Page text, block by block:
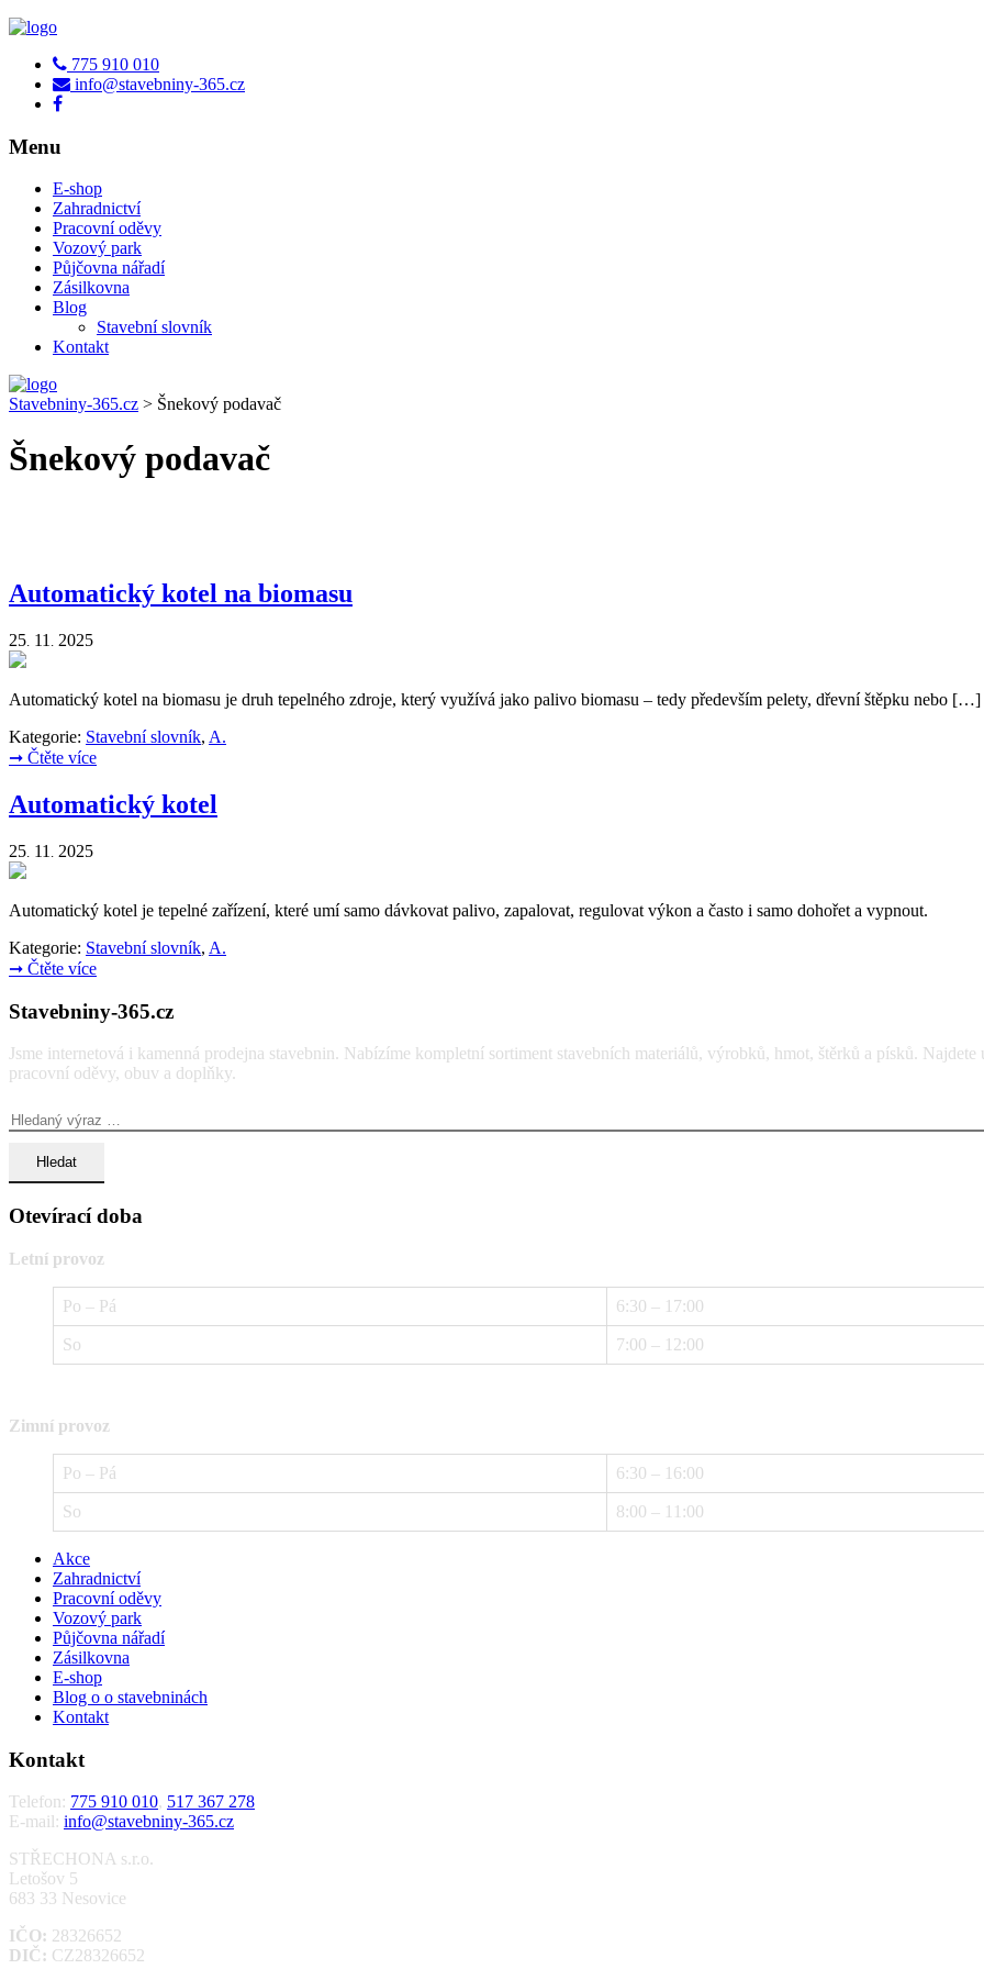
775 910 010
info@stavebniny-365.cz
Menu
E-shop
Zahradnictví
Pracovní oděvy
Vozový park
Půjčovna nářadí
Zásilkovna
Blog
Stavební slovník
Kontakt
Stavebniny-365.cz > Šnekový podavač
Šnekový podavač
Automatický kotel na biomasu
25. 11 . 2025
Automatický kotel na biomasu je druh tepelného zdroje, který využívá jako palivo biomasu – tedy především pelety, dřevní štěpku nebo […]
Kategorie: Stavební slovník, A.
➞ Čtěte více
Automatický kotel
25 11 2025
Automatický kotel je tepelné zařízení, které umí samo dávkovat palivo, zapalovat, regulovat výkon a často i samo dohořet a vypnout.
Kategorie: Stavební slovník, A.
➞ Čtěte více
Stavebniny-365.cz
Jsme internetová i kamenná prodejna stavebnin. Nabízíme kompletní sortiment stavebních materiálů, výrobků, hmot, štěrků a písků.
pracovní oděvy, obuv a doplňky.
Otevírací doba
Letní provoz
Po – Pá 6:30 – 17:00
So 7:00 – 12:00
Zimní provoz
Po – Pá 6:30 – 16:00
So 8:00 – 11:00
Akce
Zahradnictví
Pracovní oděvy
Vozový park
Půjčovna nářadí
Zásilkovna
E-shop
Blog o o stavebninách
Kontakt
Kontakt
Telefon: 775 910 010, 517 367 278
E-mail: info@stavebniny-365.cz
STŘECHONA s.r.o.
Letošov 5
683 33 Nesovice
IČO: 28326652
DIČ: CZ28326652